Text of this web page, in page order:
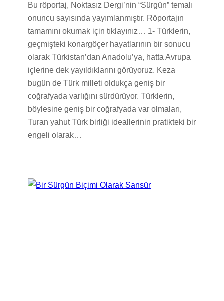
Bu röportaj, Noktasız Dergi’nin “Sürgün” temalı
onuncu sayısında yayımlanmıştır. Röportajın
tamamını okumak için tıklayınız… 1- Türklerin,
geçmişteki konargöçer hayatlarının bir sonucu
olarak Türkistan’dan Anadolu’ya, hatta Avrupa
içlerine dek yayıldıklarını görüyoruz. Keza
bugün de Türk milleti oldukça geniş bir
coğrafyada varlığını sürdürüyor. Türklerin,
böylesine geniş bir coğrafyada var olmaları,
Turan yahut Türk birliği ideallerinin pratikteki bir
engeli olarak…